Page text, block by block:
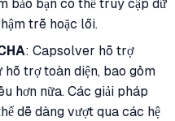
bảo bạn có thể truy cập dữ
trễ hoặc lỗi.
: Capsolver hỗ trợ
hỗ trợ toàn diện, bao gồm
hơn nữa. Các giải pháp
dễ dàng vượt qua các hệ